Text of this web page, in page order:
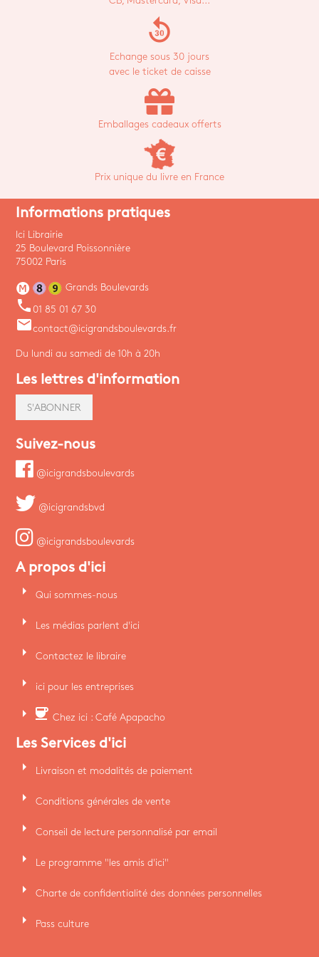
replay_30
Echange sous 30 jours
avec le ticket de caisse
Emballages cadeaux offerts
Prix unique du livre en France
Informations pratiques
Ici Librairie
25 Boulevard Poissonnière
75002 Paris
Grands Boulevards
phone 01 85 01 67 30
emailcontact@icigrandsboulevards.fr
Du lundi au samedi de 10h à 20h
Les lettres d'information
S'ABONNER
Suivez-nous
@icigrandsboulevards
@icigrandsbvd
@icigrandsboulevards
A propos d'ici
arrow_right Qui sommes-nous
arrow_right Les médias parlent d'ici
arrow_right Contactez le libraire
arrow_right ici pour les entreprises
arrow_right coffee Chez ici : Café Apapacho
Les Services d'ici
arrow_right Livraison et modalités de paiement
arrow_right Conditions générales de vente
arrow_right Conseil de lecture personnalisé par email
arrow_right Le programme "les amis d'ici"
arrow_right Charte de confidentialité des données personnelles
arrow_right Pass culture